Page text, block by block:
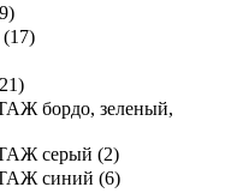
9)
(17)
21)
бордо, зеленый,
серый (2)
синий (6)